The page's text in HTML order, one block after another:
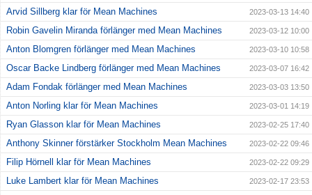
Arvid Sillberg klar för Mean Machines 2023-03-13 14:40
Robin Gavelin Miranda förlänger med Mean Machines 2023-03-12 10:00
Anton Blomgren förlänger med Mean Machines 2023-03-10 10:58
Oscar Backe Lindberg förlänger med Mean Machines 2023-03-07 16:42
Adam Fondak förlänger med Mean Machines 2023-03-03 13:50
Anton Norling klar för Mean Machines 2023-03-01 14:19
Ryan Glasson klar för Mean Machines 2023-02-25 17:40
Anthony Skinner förstärker Stockholm Mean Machines 2023-02-22 09:46
Filip Hörnell klar för Mean Machines 2023-02-22 09:29
Luke Lambert klar för Mean Machines 2023-02-17 23:53